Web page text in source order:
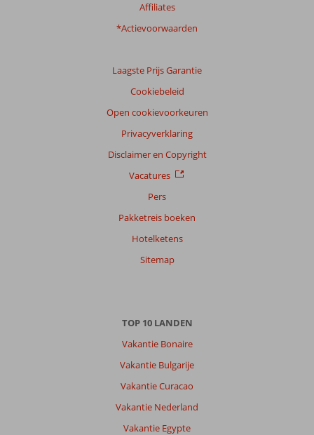
Affiliates
*Actievoorwaarden
Laagste Prijs Garantie
Cookiebeleid
Open cookievoorkeuren
Privacyverklaring
Disclaimer en Copyright
Vacatures
Pers
Pakketreis boeken
Hotelketens
Sitemap
TOP 10 LANDEN
Vakantie Bonaire
Vakantie Bulgarije
Vakantie Curacao
Vakantie Nederland
Vakantie Egypte